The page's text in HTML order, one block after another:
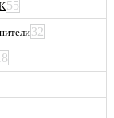
55
32